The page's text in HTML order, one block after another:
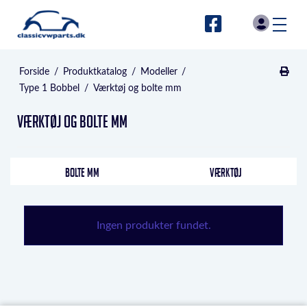
Forside / Produktkatalog / Modeller /
Type 1 Bobbel
/ Værktøj og bolte mm
Værktøj og bolte mm
BOLTE MM VÆRKTØJ
Ingen produkter fundet.